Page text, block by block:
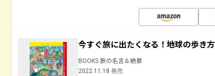
今すぐ旅に出たくなる！地球の歩き
BOOKS 旅の名言＆絶景
2022.11.18 発売